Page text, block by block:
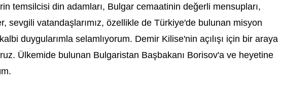
temsilcisi din adamları, Bulgar cemaatinin değerli mensupları,
sevgili vatandaşlarımız, özellikle de Türkiye'de bulunan misyon
duygularımla selamlıyorum. Demir Kilise'nin açılışı için bir araya
Ülkemide bulunan Bulgaristan Başbakanı Borisov'a ve heyetine